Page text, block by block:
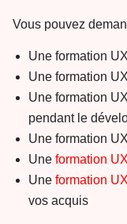
Vous pouvez
Une formation
Une formation
Une formation
pendant le
Une formation
Une formation
Une formation
vos acquis